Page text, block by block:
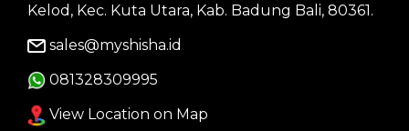
Kelod, Kec. Kuta Utara, Kab. Badung Bali, 80361.
sales@myshisha.id
081328309995
View Location on Map